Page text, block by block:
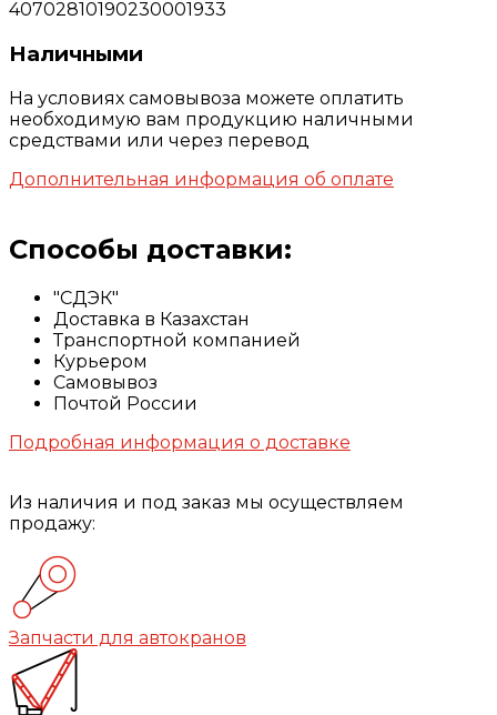
40702810190230001933
Наличными
На условиях самовывоза можете оплатить
необходимую вам продукцию наличными
средствами или через перевод
Дополнительная информация об оплате
Способы доставки:
"СДЭК"
Доставка в Казахстан
Транспортной компанией
Курьером
Самовывоз
Почтой России
Подробная информация о доставке
Из наличия и под заказ мы осуществляем
продажу:
Запчасти для автокранов